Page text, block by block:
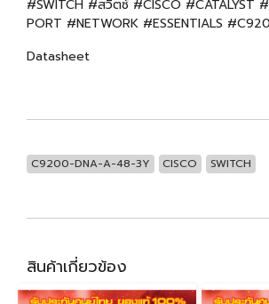
#SWITCH #สวิตซ์ #CISCO
PORT #NETWORK #ESSENTIALS
Datasheet
C9200-DNA-A-48-3Y CISCO SWITCH
สินค้าเกี่ยวข้อง